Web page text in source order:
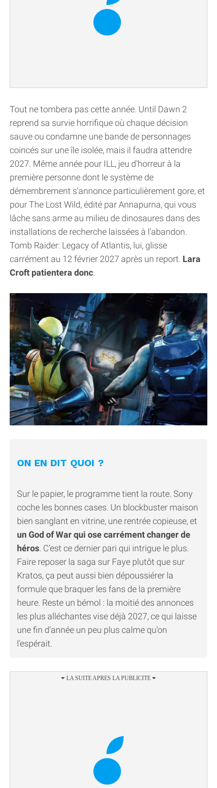
Tout ne tombera pas cette année. Until Dawn 2
reprend sa survie horrifique où chaque décision
sauve ou condamne une bande de personnages
coincés sur une île isolée, mais il faudra attendre
2027. Même année pour ILL, jeu d'horreur à la
première personne dont le système de
démembrement s'annonce particulièrement gore, et
pour The Lost Wild, édité par Annapurna, qui vous
lâche sans arme au milieu de dinosaures dans des
installations de recherche laissées à l'abandon.
Tomb Raider: Legacy of Atlantis, lui, glisse
carrément au 12 février 2027 après un report. Lara
Croft patientera donc.
ON EN DIT QUOI ?
Sur le papier, le programme tient la route. Sony
coche les bonnes cases. Un blockbuster maison
bien sanglant en vitrine, une rentrée copieuse, et
un God of War qui ose carrément changer de
héros. C'est ce dernier pari qui intrigue le plus.
Faire reposer la saga sur Faye plutôt que sur
Kratos, ça peut aussi bien dépoussiérer la
formule que braquer les fans de la première
heure. Reste un bémol : la moitié des annonces
les plus alléchantes vise déjà 2027, ce qui laisse
une fin d'année un peu plus calme qu'on
l'espérait.